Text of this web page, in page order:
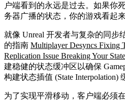
户端看到的永远是过去。如果你
务器广播的状态，你的游戏看起
就像 Unreal 开发者与复杂的同步
的指南 Multiplayer Desyncs Fixing
Replication Issue Breaking Your
建稳健的状态缓冲区以确保
构建状态插值 (State Interpolation)
为了实现平滑移动，客户端必须